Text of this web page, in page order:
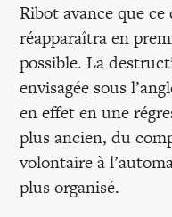
Ribot avance que
réapparaîtra en
possible. La
envisagée sous
en effet en une
plus ancien, du
volontaire à
plus organisé.